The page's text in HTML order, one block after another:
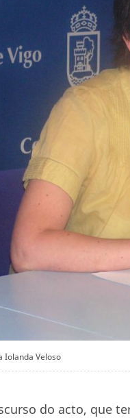
Iolanda Veloso
do acto, que